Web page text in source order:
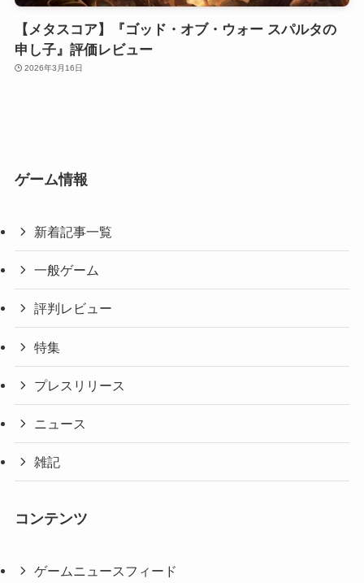
【メタスコア】『ゴッド・オブ・ウォー スパルタの
申し子』評価レビュー
2026年3月16日
ゲーム情報
新着記事一覧
一般ゲーム
評判レビュー
特集
プレスリリース
ニュース
雑記
コンテンツ
ゲームニュースフィード